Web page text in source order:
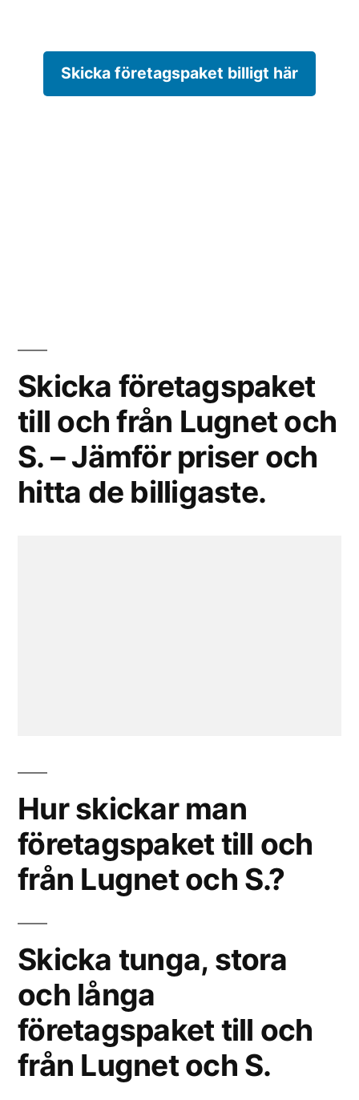
Skicka företagspaket billigt här
Skicka företagspaket
till och från Lugnet och
S. – Jämför priser och
hitta de billigaste.
Hur skickar man
företagspaket till och
från Lugnet och S.?
Skicka tunga, stora
och långa
företagspaket till och
från Lugnet och S.